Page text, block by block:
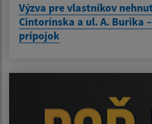
Výzva pre vlastníkov
Cintorínska a ul. A. Burika
prípojok